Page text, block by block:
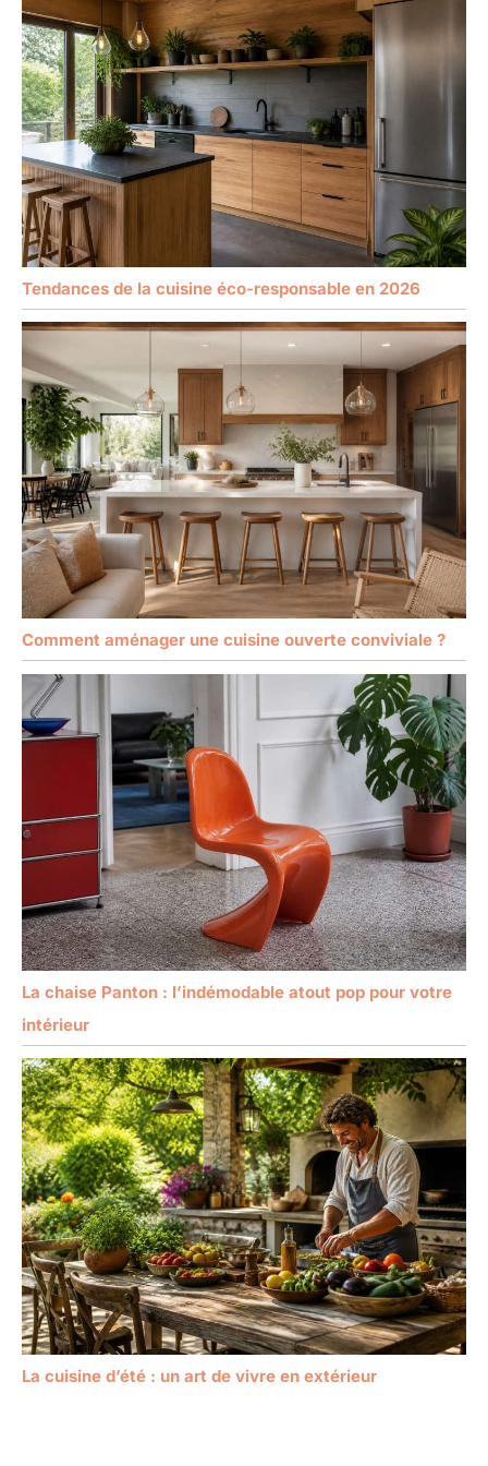
Tendances de la cuisine éco-responsable en 2026
Comment aménager une cuisine ouverte conviviale ?
La chaise Panton : l’indémodable atout pop pour votre
intérieur
La cuisine d’été : un art de vivre en extérieur